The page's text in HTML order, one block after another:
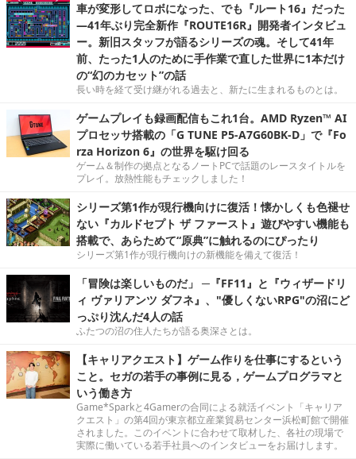
車が変形してロボになった、でも『ルート16』だった
―41年ぶり完全新作『ROUTE16R』開発者インタビュ
ー。新旧スタッフが語るシリーズの魂。そして41年
前、たった1人のために手作業で直した世界に1本だけ
の“幻のカセット”の話
長い時を経て受け継がれる過去と、新たに生まれるものとは。
ゲームプレイも録画配信もこれ1台。AMD Ryzen™ AI
プロセッサ搭載の「G TUNE P5-A7G60BK-D」で『Fo
rza Horizon 6』の世界を駆け回る
ゲーム＆制作の拠点となるノートPCで話題のレースタイトルを
プレイ。放熱性能もチェックしました！
シリーズ第1作が現行機向けに復活！懐かしくも色褪せ
ない『カルドセプト ザ ファースト』遊びやすい機能も
搭載で、あらためて“原典”に触れるのにぴったり
シリーズ第1作が現行機向けの新機能を備えて復活！
「冒険は楽しいものだ」 ─『FF11』と『ウィザードリ
ィ ヴァリアンツ ダフネ』、"優しくないRPG"の沼にど
っぷり沈んだ4人の話
ふたつの沼の住人たちが語る奥深さとは。
【キャリアクエスト】ゲーム作りを仕事にするという
こと。セガの若手の事例に見る，ゲームプログラマと
いう働き方
Game*Sparkと4Gamerの合同による就活イベント「キャリア
クエスト」の第4回が東京都立産業貿易センター浜松町館で開催
されました。このイベントに合わせて取材した、各社の現場で
実際に働いている若手社員へのインタビューをお届けします。